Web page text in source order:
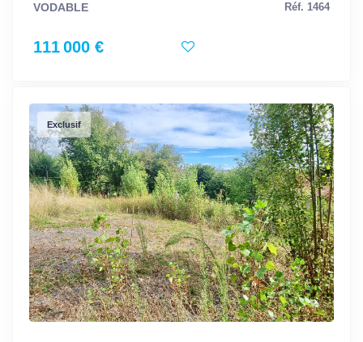
VODABLE Réf. 1464
111 000 €
Exclusif